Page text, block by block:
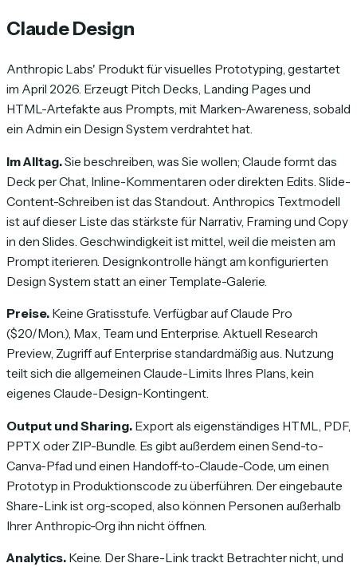
Claude Design
Anthropic Labs' Produkt für visuelles Prototyping, gestartet
im April 2026. Erzeugt Pitch Decks, Landing Pages und
HTML-Artefakte aus Prompts, mit Marken-Awareness, sobald
ein Admin ein Design System verdrahtet hat.
Im Alltag.Sie beschreiben, was Sie wollen; Claude formt das
Deck per Chat, Inline-Kommentaren oder direkten Edits. Slide-
Content-Schreiben ist das Standout. Anthropics Textmodell
ist auf dieser Liste das stärkste für Narrativ, Framing und Copy
in den Slides. Geschwindigkeit ist mittel, weil die meisten am
Prompt iterieren. Designkontrolle hängt am konfigurierten
Design System statt an einer Template-Galerie.
Preise. Keine Gratisstufe. Verfügbar auf Claude Pro
($20/Mon.), Max, Team und Enterprise. Aktuell Research
Preview, Zugriff auf Enterprise standardmäßig aus. Nutzung
teilt sich die allgemeinen Claude-Limits Ihres Plans, kein
eigenes Claude-Design-Kontingent.
Output und Sharing. Export als eigenständiges HTML, PDF,
PPTX oder ZIP-Bundle. Es gibt außerdem einen Send-to-
Canva-Pfad und einen Handoff-to-Claude-Code, um einen
Prototyp in Produktionscode zu überführen. Der eingebaute
Share-Link ist org-scoped, also können Personen außerhalb
Ihrer Anthropic-Org ihn nicht öffnen.
Analytics. Keine. Der Share-Link trackt Betrachter nicht, und